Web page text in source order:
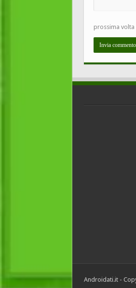
prossima
Androidati.it -